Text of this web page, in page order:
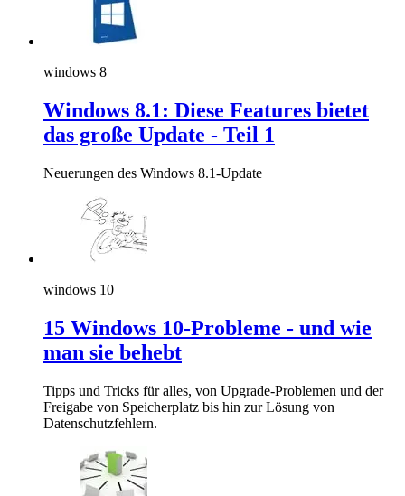
windows 8
Windows 8.1: Diese Features bietet
das große Update - Teil 1
Neuerungen des Windows 8.1-Update
windows 10
15 Windows 10-Probleme - und wie
man sie behebt
Tipps und Tricks für alles, von Upgrade-Problemen und der
Freigabe von Speicherplatz bis hin zur Lösung von
Datenschutzfehlern.